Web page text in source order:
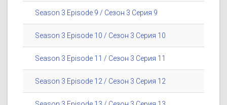
Season 3 Episode 9 / Сезон 3 Серия 9
Season 3 Episode 10 / Сезон 3 Серия 10
Season 3 Episode 11 / Сезон 3 Серия 11
Season 3 Episode 12 / Сезон 3 Серия 12